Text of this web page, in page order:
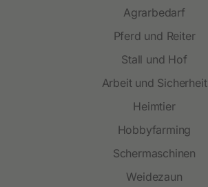
Agrarbedarf
Pferd und Reiter
Stall und Hof
Arbeit und Sicherheit
Heimtier
Hobbyfarming
Schermaschinen
Weidezaun